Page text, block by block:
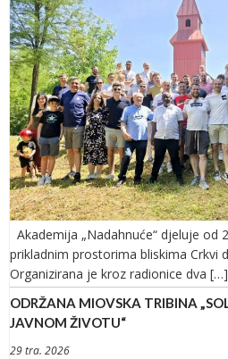
Akademija „Nadahnuće“ djeluje od
prikladnim prostorima bliskima Crkvi
Organizirana je kroz radionice dva […]
ODRŽANA MIOVSKA TRIBINA
JAVNOM ŽIVOTU“
29 tra. 2026